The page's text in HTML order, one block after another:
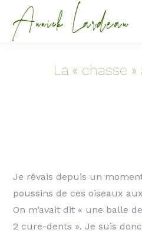
La « chasse »
Je rêvais depuis un
poussins de ces oiseaux
On m’avait dit « une balle
2 cure-dents ». Je suis